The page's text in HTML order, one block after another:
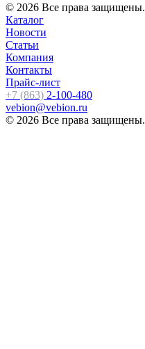
© 2026 Все права защищены.
Каталог
Новости
Статьи
Компания
Контакты
Прайс-лист
+7 (863) 2-100-480
vebion@vebion.ru
© 2026 Все права защищены.